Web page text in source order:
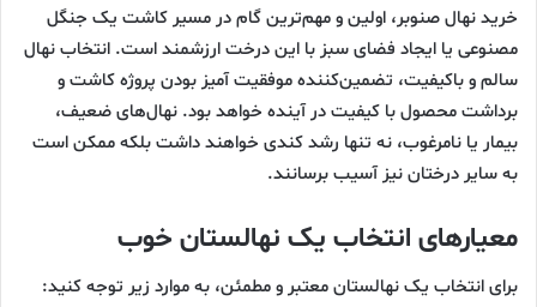
خرید نهال صنوبر، اولین و مهم‌ترین گام در مسیر کاشت یک جنگل
مصنوعی یا ایجاد فضای سبز با این درخت ارزشمند است. انتخاب نهال
سالم و باکیفیت، تضمین‌کننده موفقیت آمیز بودن پروژه کاشت و
برداشت محصول با کیفیت در آینده خواهد بود. نهال‌های ضعیف،
بیمار یا نامرغوب، نه تنها رشد کندی خواهند داشت بلکه ممکن است
به سایر درختان نیز آسیب برسانند.
معیارهای انتخاب یک نهالستان خوب
برای انتخاب یک نهالستان معتبر و مطمئن، به موارد زیر توجه کنید: